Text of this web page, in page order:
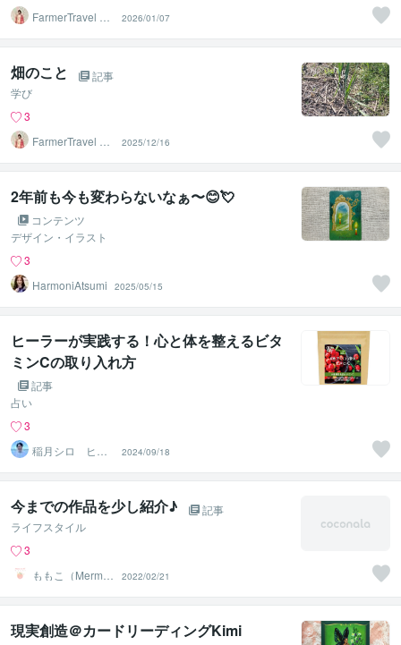
FarmerTravel cre
2026/01/07
畑のこと
記事
学び
3
FarmerTravel cre
2025/12/16
2年前も今も変わらないなぁ〜😊💘
コンテンツ
デザイン・イラスト
3
HarmoniAtsumi
2025/05/15
ヒーラーが実践する！心と体を整えるビタ
ミンCの取り入れ方
記事
占い
3
稲月シロ ヒー
リングサロンHO
OLOLI
2024/09/18
今までの作品を少し紹介♪
記事
ライフスタイル
3
ももこ（Mermai
d）
2022/02/21
現実創造＠カードリーディングKimi